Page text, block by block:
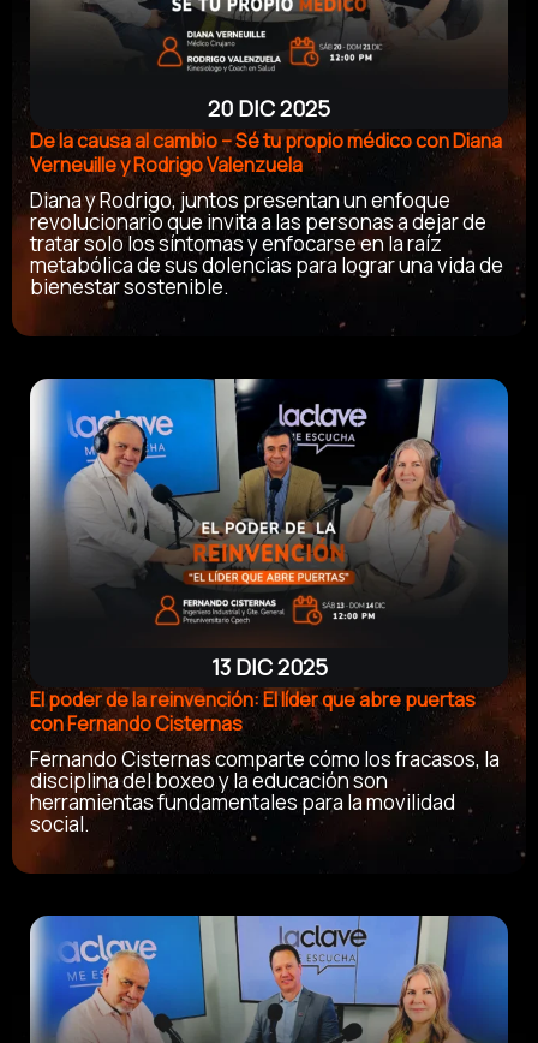
20 DIC 2025
De la causa al cambio – Sé tu propio médico con Diana
Verneuille y Rodrigo Valenzuela
Diana y Rodrigo, juntos presentan un enfoque
revolucionario que invita a las personas a dejar de
tratar solo los síntomas y enfocarse en la raíz
metabólica de sus dolencias para lograr una vida de
bienestar sostenible.
13 DIC 2025
El poder de la reinvención: El líder que abre puertas
con Fernando Cisternas
Fernando Cisternas comparte cómo los fracasos, la
disciplina del boxeo y la educación son
herramientas fundamentales para la movilidad
social.